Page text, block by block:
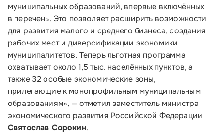
муниципальных образований, впервые включённых
в перечень. Это позволяет расширить возможности
для развития малого и среднего бизнеса, создания
рабочих мест и диверсификации экономики
муниципалитетов. Теперь льготная программа
охватывает около 1,5 тыс. населённых пунктов, а
также 32 особые экономические зоны,
прилегающие к монопрофильным муниципальным
образованиям», — отметил заместитель министра
экономического развития Российской Федерации
Святослав Сорокин.